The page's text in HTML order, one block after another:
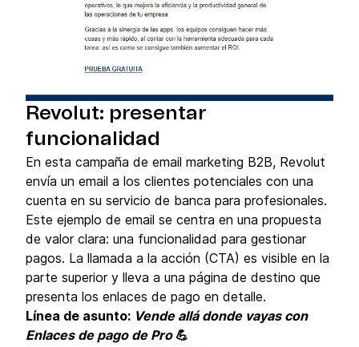
Revolut: presentar
funcionalidad
En esta campaña de email marketing B2B, Revolut
envía un email a los clientes potenciales con una
cuenta en su servicio de banca para profesionales.
Este ejemplo de email se centra en una propuesta
de valor clara: una funcionalidad para gestionar
pagos. La llamada a la acción (CTA) es visible en la
parte superior y lleva a una página de destino que
presenta los enlaces de pago en detalle.
Línea de asunto: Vende allá donde vayas con
Enlaces de pago de Pro💪